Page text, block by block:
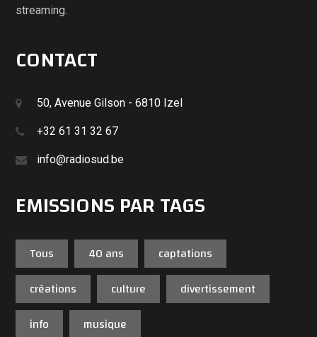
streaming.
CONTACT
50, Avenue Gilson - 6810 Izel
+32 61 31 32 67
info@radiosud.be
EMISSIONS PAR TAGS
Tous 40 ans
captations
créations
culture
divertissement
info
musique